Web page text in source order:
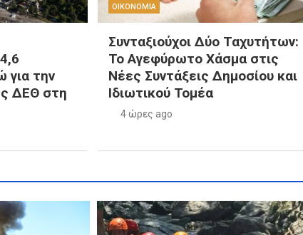
για την
ΔΕΘ στη
ΟΙΚΟΝΟΜΙΑ
Συνταξιούχοι Δύο Ταχυτήτων:
Το Αγεφύρωτο Χάσμα στις
Νέες Συντάξεις Δημοσίου και
Ιδιωτικού Τομέα
4 ώρες ago